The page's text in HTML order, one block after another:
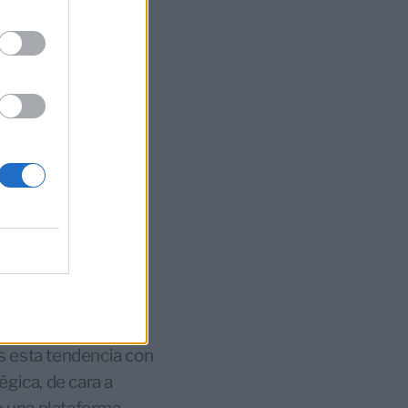
estaba al
perspectivas de
y puso a María
al frente.
de 110 millones
el camino de la
que
Los
universo y a
bancario
esta tendencia con
de cara a